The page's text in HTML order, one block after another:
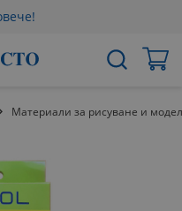
Търсене
Материали за рисуване и